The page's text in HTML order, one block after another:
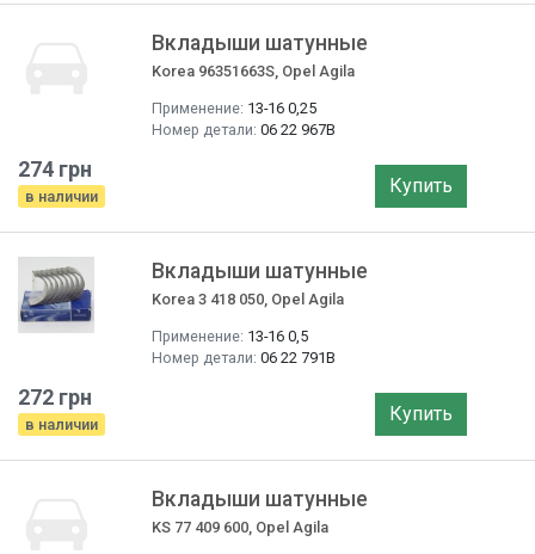
Вкладыши шатунные
Korea 96351663S, Opel Agila
Применение: 13-16 0,25
Номер детали: 06 22 967B
274 грн
в наличии Купить
Вкладыши шатунные
Korea 3 418 050, Opel Agila
Применение: 13-16 0,5
Номер детали: 06 22 791B
272 грн
в наличии Купить
Вкладыши шатунные
KS 77 409 600, Opel Agila